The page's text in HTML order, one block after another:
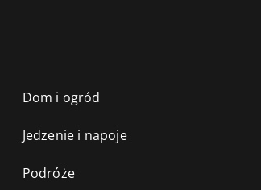
Dom i ogród
Jedzenie i napoje
Podróże